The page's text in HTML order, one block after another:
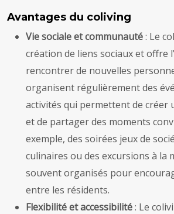
Avantages du coliving
Vie sociale et communauté: Le
création de liens sociaux et offre
rencontrer de nouvelles
organisent régulièrement des
activités qui permettent de créer
et de partager des moments
exemple, des soirées jeux de
culinaires ou des excursions à la
souvent organisés pour
entre les résidents.
Flexibilité et accessibilité: Le